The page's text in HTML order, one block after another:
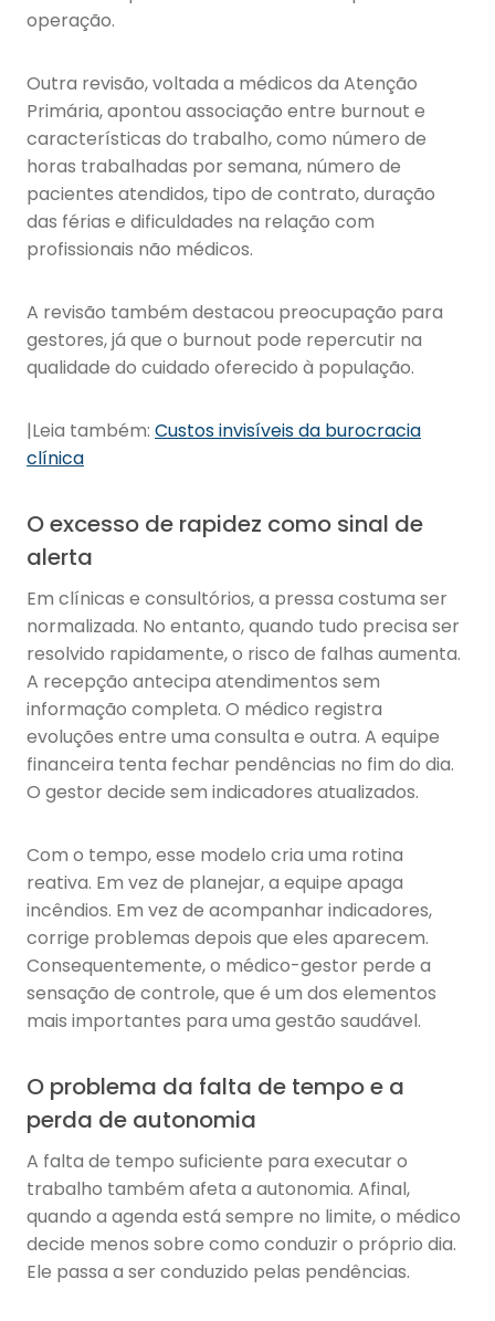
operação.
Outra revisão, voltada a médicos da Atenção
Primária, apontou associação entre burnout e
características do trabalho, como número de
horas trabalhadas por semana, número de
pacientes atendidos, tipo de contrato, duração
das férias e dificuldades na relação com
profissionais não médicos.
A revisão também destacou preocupação para
gestores, já que o burnout pode repercutir na
qualidade do cuidado oferecido à população.
|Leia também: Custos invisíveis da burocracia
clínica
O excesso de rapidez como sinal de
alerta
Em clínicas e consultórios, a pressa costuma ser
normalizada. No entanto, quando tudo precisa ser
resolvido rapidamente, o risco de falhas aumenta.
A recepção antecipa atendimentos sem
informação completa. O médico registra
evoluções entre uma consulta e outra. A equipe
financeira tenta fechar pendências no fim do dia.
O gestor decide sem indicadores atualizados.
Com o tempo, esse modelo cria uma rotina
reativa. Em vez de planejar, a equipe apaga
incêndios. Em vez de acompanhar indicadores,
corrige problemas depois que eles aparecem.
Consequentemente, o médico-gestor perde a
sensação de controle, que é um dos elementos
mais importantes para uma gestão saudável.
O problema da falta de tempo e a
perda de autonomia
A falta de tempo suficiente para executar o
trabalho também afeta a autonomia. Afinal,
quando a agenda está sempre no limite, o médico
decide menos sobre como conduzir o próprio dia.
Ele passa a ser conduzido pelas pendências.